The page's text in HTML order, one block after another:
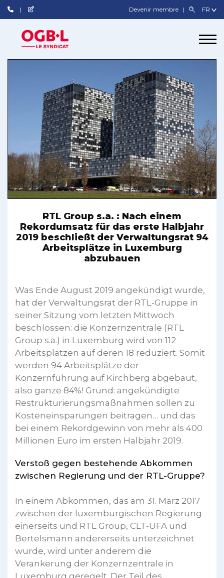
Devenir membre
RTL Group s.a. : Nach einem
Rekordumsatz für das erste Halbjahr
2019 beschließt der Verwaltungsrat 94
Arbeitsplätze in Luxemburg
abzubauen
Was Ende August 2019 angekündigt wurde,
hat der Verwaltungsrat der RTL-Gruppe in
seiner Sitzung vom letzten Mittwoch
beschlossen: die Konzernzentrale (RTL
Group s.a.) in Luxemburg wird von 112
Arbeitsplätzen auf deren 18 reduziert. Somit
werden 94 Arbeitsplätze der
Konzernführung auf Kirchberg abgebaut,
also ganze 84%! Grund: angekündigte
Restrukturierungsmaßnahmen sollen zu
Kosteneinsparungen beitragen… und das
bei einem Rekordgewinn von mehr als 400
Millionen Euro im ersten Halbjahr 2019.
Verstoß gegen bestehende Abkommen
zwischen Regierung und der RTL-Gruppe?
In einem Abkommen, das am 31. März 2017
zwischen der luxemburgischen Regierung
einerseits und RTL Group, CLT-UFA und
Bertelsmann andererseits unterzeichnet
wurde, wird unter anderem die
Verankerung der Konzernzentrale in
Luxemburg geregelt. Der Teil des